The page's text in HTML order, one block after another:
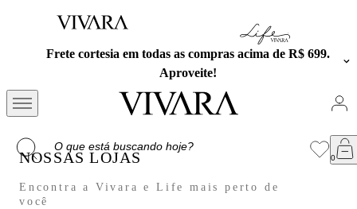
Frete cortesia em todas as compras acima de R$ 699.
Aproveite!
NOSSAS LOJAS
Encontra a Vivara e Life mais perto de
você